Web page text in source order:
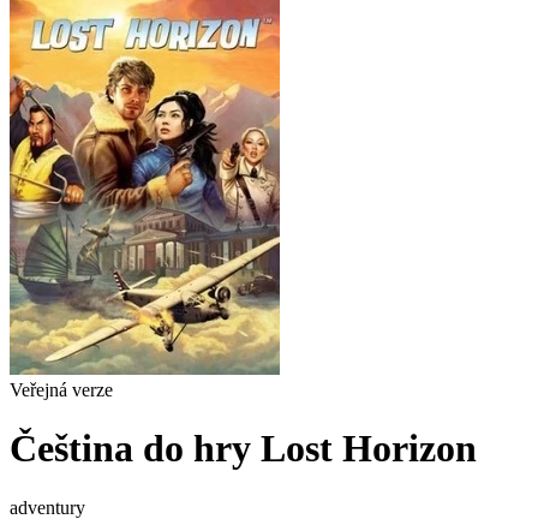
Veřejná verze
Čeština do hry Lost Horizon
adventury